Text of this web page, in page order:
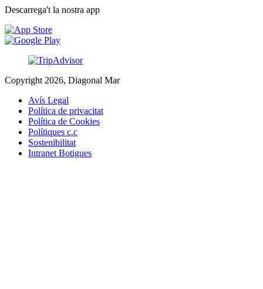
Descarrega't la nostra app
Copyright 2026, Diagonal Mar
Avís Legal
Política de privacitat
Política de Cookies
Polítiques c.c
Sostenibilitat
Intranet Botigues